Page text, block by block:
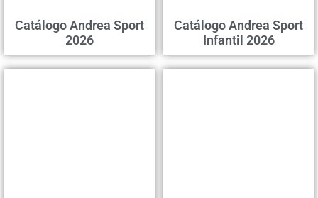
Catálogo Andrea Sport
2026
Catálogo Andrea Sport
Infantil 2026